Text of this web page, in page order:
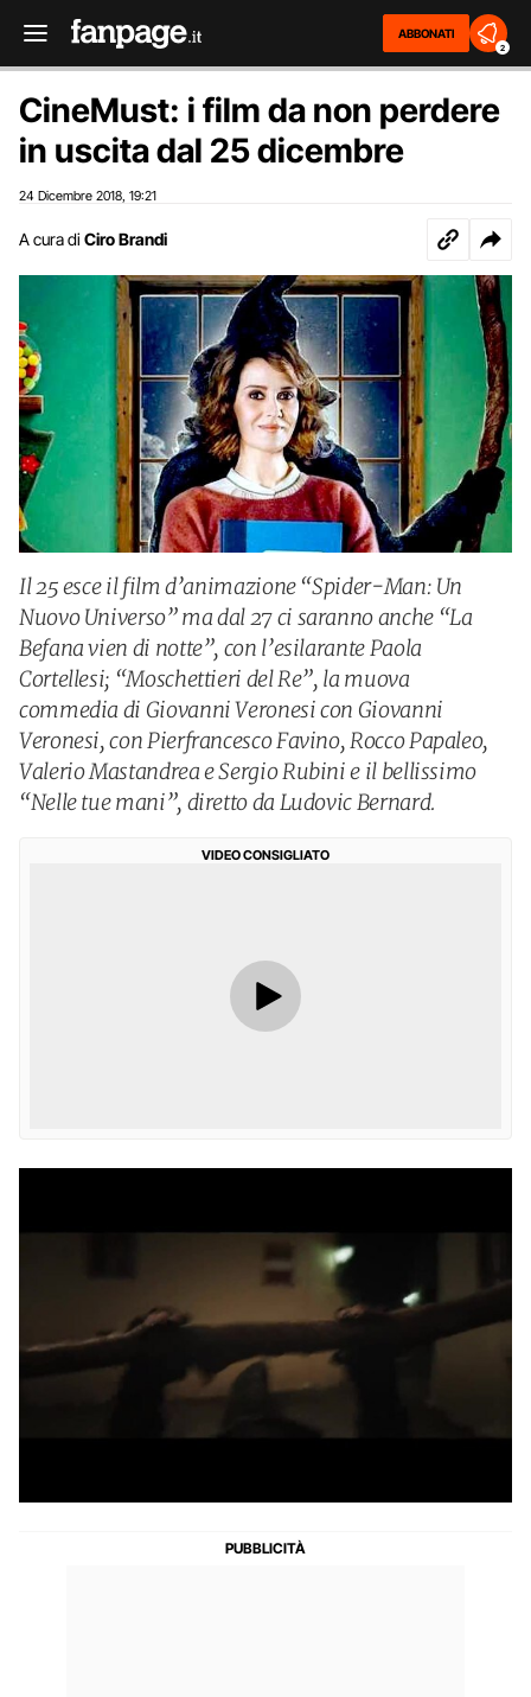
ABBONATI
2
CineMust: i film da non perdere
in uscita dal 25 dicembre
24 Dicembre 2018 19:21
A cura di Ciro Brandi
Il 25 esce il film d’animazione “Spider-Man: Un
Nuovo Universo” ma dal 27 ci saranno anche “La
Befana vien di notte”, con l’esilarante Paola
Cortellesi; “Moschettieri del Re”, la muova
commedia di Giovanni Veronesi con Giovanni
Veronesi, con Pierfrancesco Favino, Rocco Papaleo,
Valerio Mastandrea e Sergio Rubini e il bellissimo
“Nelle tue mani”, diretto da Ludovic Bernard.
VIDEO CONSIGLIATO